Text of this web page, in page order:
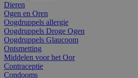
Dieren
Ogen en Oren
Oogdruppels allergie
Oogdruppels Droge Ogen
Oogdruppels Glaucoom
Ontsmetting
Middelen voor het Oor
Contraceptie
Condooms